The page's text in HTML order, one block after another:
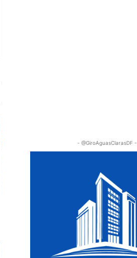
- @GiroAguasClarasDF -